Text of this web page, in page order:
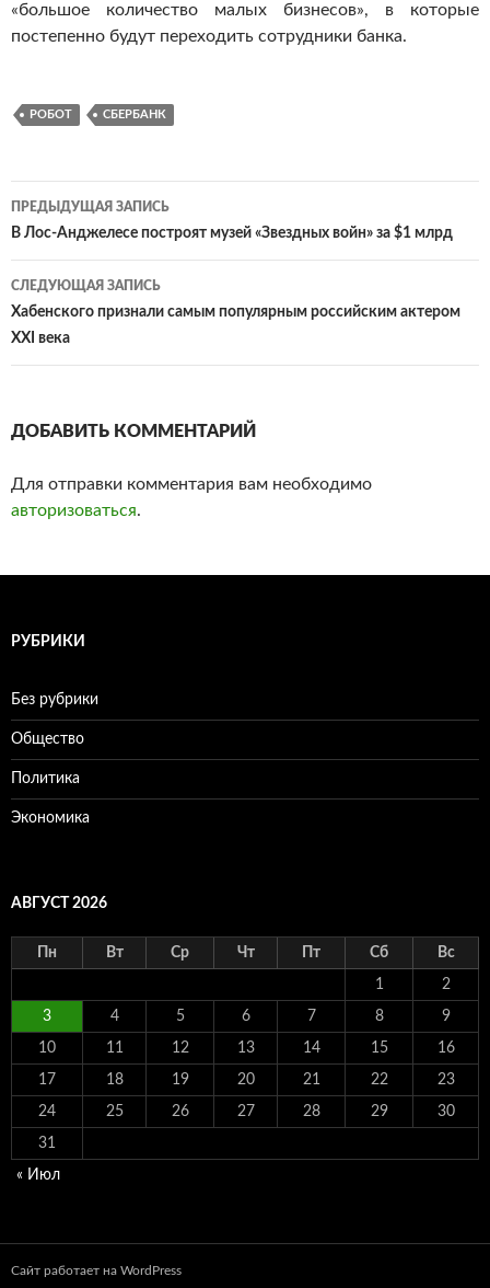
«большое количество малых бизнесов», в которые
постепенно будут переходить сотрудники банка.
РОБОТ СБЕРБАНК
Навигация
по
записям
ПРЕДЫДУЩАЯ ЗАПИСЬ
В Лос-Анджелесе построят музей «Звездных войн» за $1 млрд‍
СЛЕДУЮЩАЯ ЗАПИСЬ
Хабенского признали самым популярным российским актером
XXI века
ДОБАВИТЬ КОММЕНТАРИЙ
Для отправки комментария вам необходимо
авторизоваться.
РУБРИКИ
Без рубрики
Общество
Политика
Экономика
АВГУСТ 2026
Пн Вт Ср Чт Пт Сб Вс
1 2
3 4 5 6 7 8 9
10 11 12 13 14 15 16
17 18 19 20 21 22 23
24 25 26 27 28 29 30
31
« Июл
Сайт работает на WordPress